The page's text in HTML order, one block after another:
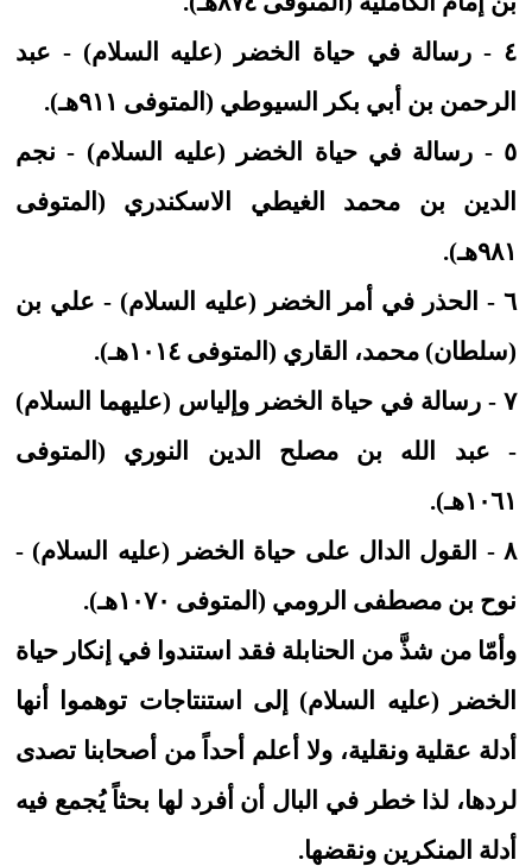
٤ - رسالة في حياة الخضر (عليه السلام) - عبد
الرحمن بن أبي بكر السيوطي (المتوفى ٩١١هـ).
٥ - رسالة في حياة الخضر (عليه السلام) - نجم
الدين بن محمد الغيطي الاسكندري (المتوفى
٩٨١هـ).
٦ - الحذر في أمر الخضر (عليه السلام) - علي بن
(سلطان) محمد، القاري (المتوفى ١٠١٤هـ).
٧ - رسالة في حياة الخضر وإلياس (عليهما السلام)
- عبد الله بن مصلح الدين النوري (المتوفى
١٠٦١هـ).
٨ - القول الدال على حياة الخضر (عليه السلام) -
نوح بن مصطفى الرومي (المتوفى ١٠٧٠هـ).
وأمّا من شذَّ من الحنابلة فقد استندوا في إنكار حياة
الخضر (عليه السلام) إلى استنتاجات توهموا أنها
أدلة عقلية ونقلية، ولا أعلم أحداً من أصحابنا تصدى
لردها، لذا خطر في البال أن أفرد لها بحثاً يُجمع فيه
أدلة المنكرين ونقضها.